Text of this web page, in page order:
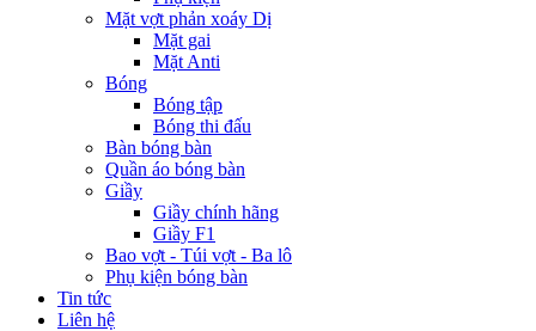
Mặt vợt phản xoáy Dị
Mặt gai
Mặt Anti
Bóng
Bóng tập
Bóng thi đấu
Bàn bóng bàn
Quần áo bóng bàn
Giầy
Giầy chính hãng
Giầy F1
Bao vợt - Túi vợt - Ba lô
Phụ kiện bóng bàn
Tin tức
Liên hệ